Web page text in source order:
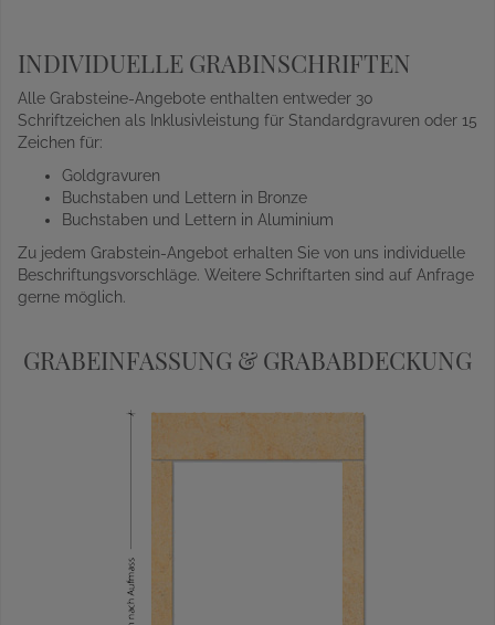
INDIVIDUELLE GRABINSCHRIFTEN
Alle Grabsteine-Angebote enthalten entweder 30
Schriftzeichen als Inklusivleistung für Standardgravuren oder 15
Zeichen für:
Goldgravuren
Buchstaben und Lettern in Bronze
Buchstaben und Lettern in Aluminium
Zu jedem Grabstein-Angebot erhalten Sie von uns individuelle
Beschriftungsvorschläge. Weitere Schriftarten sind auf Anfrage
gerne möglich.
GRABEINFASSUNG & GRABABDECKUNG